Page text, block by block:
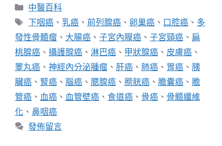
分
類
中醫百科
標
籤
下咽癌 、 乳癌 、前列腺癌 、 卵巢癌 、 口腔癌 、 多
發性骨髓瘤 、 大腸癌 、 子宮內膜癌 、 子宮頸癌 、 扁
桃腺癌 、 攝護腺癌 、 淋巴癌 、 甲狀腺癌 、 皮膚癌 、
睪丸癌 、 神經內分泌腫瘤 、 肝癌 、 肺癌 、 胃癌 、 胰
臟癌 、 腎癌 、 腦癌 、 腮腺癌 、 膀胱癌 、 膽囊癌 、 膽
管癌 、 血癌 、 血管壁癌 、 食道癌 、 骨癌 、 骨髓纖維
化 、 鼻咽癌
發佈留言